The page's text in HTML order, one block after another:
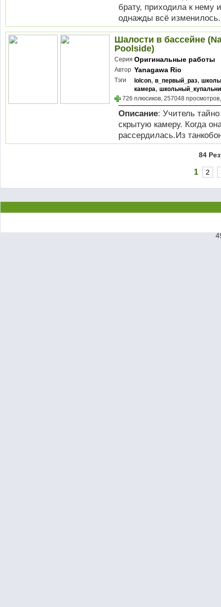
брату, приходила к нему
однажды всё
Шалости в бассейне
Poolside)
Серия Оригинальные работы
Автор Yanagawa Rio
Тэги lolcon, в_первый_раз,
камера,
726 плюсиков, 257048
Описание: Учитель
скрытую камеру. Когда
рассердилась.Из
84
1 2